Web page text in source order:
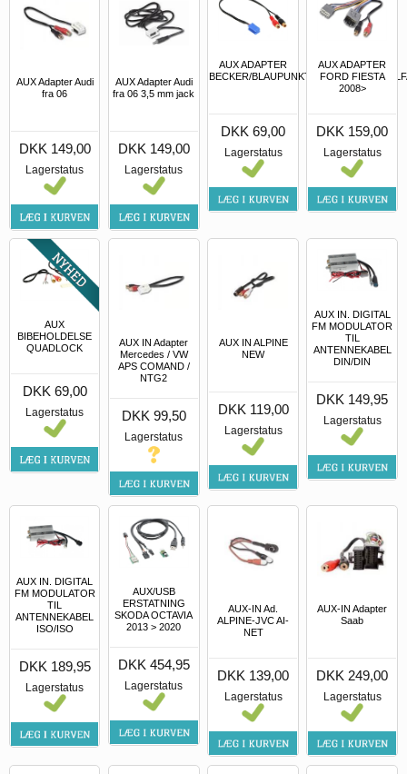
AUX Adapter Audi
fra 06
DKK 149,00
Lagerstatus
AUX Adapter Audi
fra 06 3,5 mm jack
DKK 149,00
Lagerstatus
AUX ADAPTER
BECKER/BLAUPUNKT/GRUNDIG/VDO/
DKK 69,00
Lagerstatus
AUX ADAPTER
FORD FIESTA
2008>
DKK 159,00
Lagerstatus
AUX
BIBEHOLDELSE
QUADLOCK
DKK 69,00
Lagerstatus
AUX IN Adapter
Mercedes / VW
APS COMAND /
NTG2
DKK 99,50
Lagerstatus
AUX IN ALPINE
NEW
DKK 119,00
Lagerstatus
AUX IN. DIGITAL
FM MODULATOR
TIL
ANTENNEKABEL
DIN/DIN
DKK 149,95
Lagerstatus
AUX IN. DIGITAL
FM MODULATOR
TIL
ANTENNEKABEL
ISO/ISO
DKK 189,95
Lagerstatus
AUX/USB
ERSTATNING
SKODA OCTAVIA
2013 > 2020
DKK 454,95
Lagerstatus
AUX-IN Ad.
ALPINE-JVC AI-
NET
DKK 139,00
Lagerstatus
AUX-IN Adapter
Saab
DKK 249,00
Lagerstatus